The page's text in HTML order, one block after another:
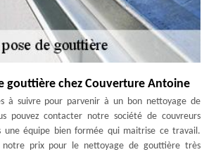
gouttière chez Couverture Antoine
à suivre pour parvenir à un bon nettoyage de
pouvez contacter notre société de couvreurs
une équipe bien formée qui maitrise ce travail.
notre prix pour le nettoyage de gouttière très